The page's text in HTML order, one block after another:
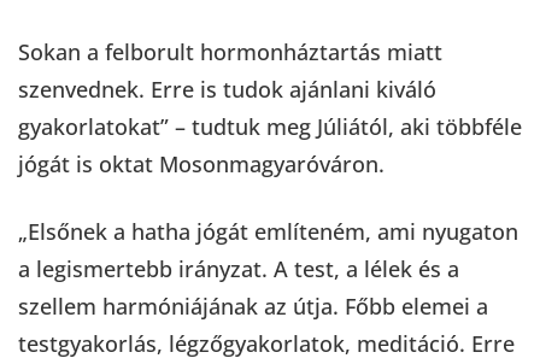
Sokan a felborult hormonháztartás miatt
szenvednek. Erre is tudok ajánlani kiváló
gyakorlatokat” – tudtuk meg Júliától, aki többféle
jógát is oktat Mosonmagyaróváron.
„Elsőnek a hatha jógát említeném, ami nyugaton
a legismertebb irányzat. A test, a lélek és a
szellem harmóniájának az útja. Főbb elemei a
testgyakorlás, légzőgyakorlatok, meditáció. Erre